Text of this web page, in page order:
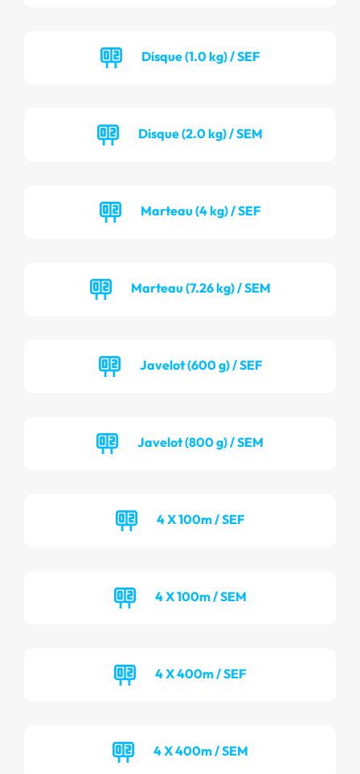
Disque (1.0 kg) / SEF
Disque (2.0 kg) / SEM
Marteau (4 kg) / SEF
Marteau (7.26 kg) / SEM
Javelot (600 g) / SEF
Javelot (800 g) / SEM
4 X 100m / SEF
4 X 100m / SEM
4 X 400m / SEF
4 X 400m / SEM